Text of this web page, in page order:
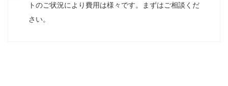
トのご状況により費用は様々です。まずはご相談くだ
さい。